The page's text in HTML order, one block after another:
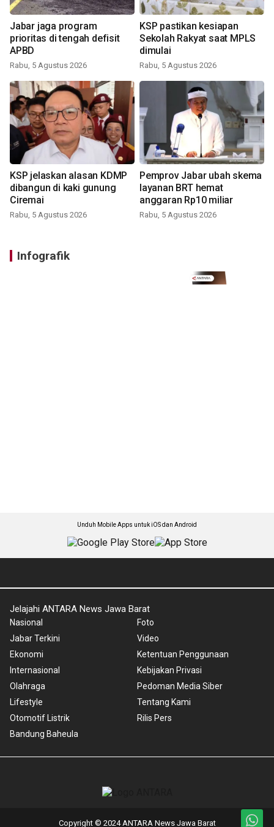
Jabar jaga program
prioritas di tengah defisit
APBD
Rabu, 5 Agustus 2026
KSP pastikan kesiapan
Sekolah Rakyat saat MPLS
dimulai
Rabu, 5 Agustus 2026
KSP jelaskan alasan KDMP
dibangun di kaki gunung
Ciremai
Rabu, 5 Agustus 2026
Pemprov Jabar ubah skema
layanan BRT hemat
anggaran Rp10 miliar
Rabu, 5 Agustus 2026
Infografik
Unduh Mobile Apps untuk iOS dan Android
Jelajahi ANTARA News Jawa Barat
Nasional
Jabar Terkini
Ekonomi
Internasional
Olahraga
Lifestyle
Otomotif Listrik
Bandung Baheula
Foto
Video
Ketentuan Penggunaan
Kebijakan Privasi
Pedoman Media Siber
Tentang Kami
Rilis Pers
Copyright © 2024 ANTARA News Jawa Barat